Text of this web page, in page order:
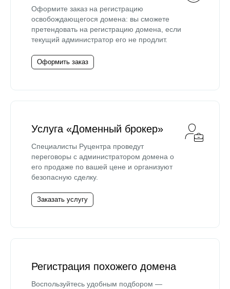
Оформите заказ на регистрацию
освобождающегося домена: вы сможете
претендовать на регистрацию домена, если
текущий администратор его не продлит.
Оформить заказ
Услуга «Доменный брокер»
Специалисты Руцентра проведут
переговоры с администратором домена о
его продаже по вашей цене и организуют
безопасную сделку.
Заказать услугу
Регистрация похожего домена
Воспользуйтесь удобным подбором —